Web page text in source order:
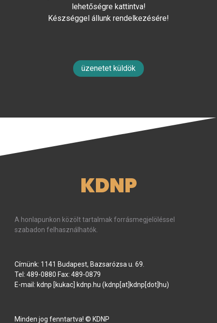
lehetőségre kattintva!
Készséggel állunk rendelkezésére!
üzenetet küldök
KDNP
A honlapunkon közölt tartalmak forrásmegjelöléssel
szabadon felhasználhatók.
Címünk: 1141 Budapest, Bazsarózsa u. 69.
Tel: 489-0880 Fax: 489-0879
E-mail: kdnp [kukac] kdnp hu (kdnp[at]kdnp[dot]hu)
Minden jog fenntartva! © KDNP